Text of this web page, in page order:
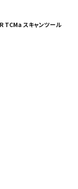
TCMa スキャンツール